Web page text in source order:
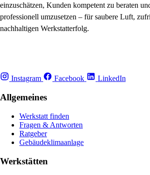
einzuschätzen, Kunden kompetent zu beraten
professionell umzusetzen – für saubere Luft,
nachhaltigen Werkstatterfolg.
Instagram Facebook LinkedIn
Allgemeines
Werkstatt finden
Fragen & Antworten
Ratgeber
Gebäudeklimaanlage
Werkstätten